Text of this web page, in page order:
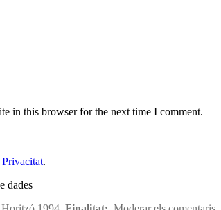
in this browser for the next time I comment.
.
dades